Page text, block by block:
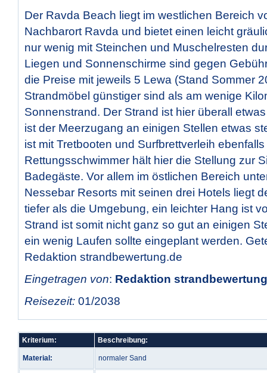
Der Ravda Beach liegt im westlichen Bereich
Nachbarort Ravda und bietet einen leicht
nur wenig mit Steinchen und Muschelresten
Liegen und Sonnenschirme sind gegen
die Preise mit jeweils 5 Lewa (Stand Sommer
Strandmöbel günstiger sind als am wenige
Sonnenstrand. Der Strand ist hier überall
ist der Meerzugang an einigen Stellen etwas
ist mit Tretbooten und Surfbrettverleih
Rettungsschwimmer hält hier die Stellung zur
Badegäste. Vor allem im östlichen Bereich
Nessebar Resorts mit seinen drei Hotels liegt
tiefer als die Umgebung, ein leichter Hang ist
Strand ist somit nicht ganz so gut an einigen
ein wenig Laufen sollte eingeplant werden.
Redaktion strandbewertung.de
Eingetragen von: Redaktion
Reisezeit: 01/2038
Kriterium: Beschreibung:
Material: normaler Sand